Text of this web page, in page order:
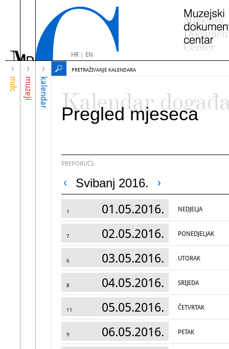
HR| EN
mdc muzeji kalendar
PRETRAŽIVANJE KALENDARA
Kalendar
Pregled mjeseca
PREPORUČI:
Svibanj 2016.
1 01.05.2016. NEDJELJA
7 02.05.2016. PONEDJELJAK
6 03.05.2016. UTORAK
8 04.05.2016. SRIJEDA
11 05.05.2016. ČETVRTAK
9 06.05.2016. PETAK